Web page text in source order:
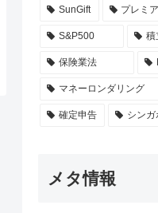
SunGift プレミ
S&P500 積
保険業法
マネーロンダリング
確定申告 シン
メタ情報